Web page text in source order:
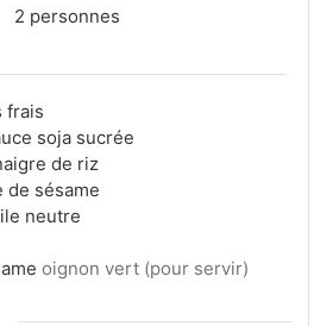
2 personnes
frais
soja sucrée
de riz
de sésame
neutre
oignon vert (pour servir)